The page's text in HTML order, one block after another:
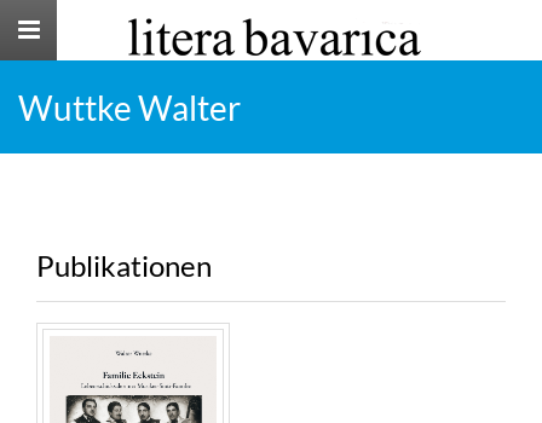
Toggle
Wuttke Walter
Publikationen